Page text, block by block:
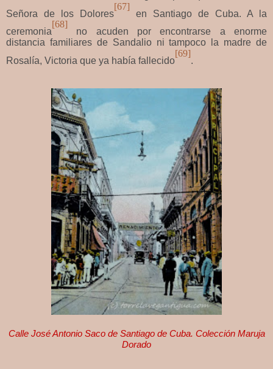
Señora de los Dolores
[67]
en Santiago de Cuba. A la
ceremonia
[68]
no acuden por encontrarse a enorme
distancia familiares de Sandalio ni tampoco la madre de
Rosalía, Victoria que ya había fallecido
[69]
.
Calle José Antonio Saco de Santiago de Cuba. Colección Maruja
Dorado